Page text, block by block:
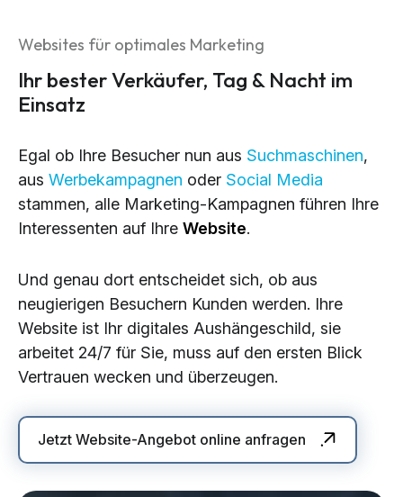
Websites für optimales Marketing
Ihr bester Verkäufer, Tag & Nacht im
Einsatz
Egal ob Ihre Besucher nun aus Suchmaschinen,
aus Werbekampagnen oder Social Media
stammen, alle Marketing-Kampagnen führen Ihre
Interessenten auf Ihre Website.
Und genau dort entscheidet sich, ob aus
neugierigen Besuchern Kunden werden. Ihre
Website ist Ihr digitales Aushängeschild, sie
arbeitet 24/7 für Sie, muss auf den ersten Blick
Vertrauen wecken und überzeugen.
Jetzt Website-Angebot online anfragen